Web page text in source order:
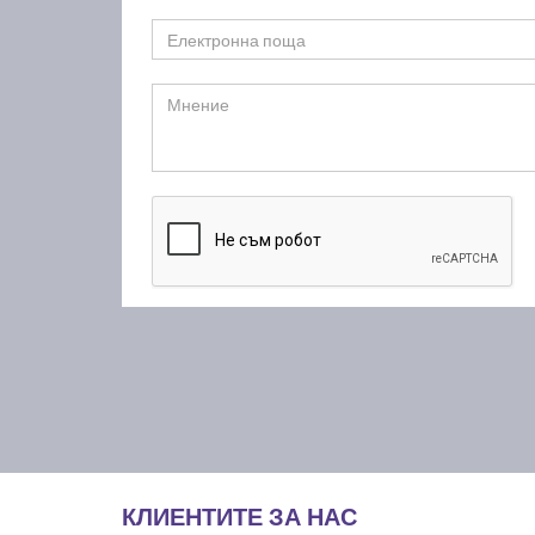
КЛИЕНТИТЕ ЗА НАС